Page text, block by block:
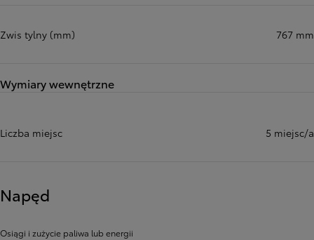
Zwis tylny (mm) 767 mm
Wymiary wewnętrzne
Liczba miejsc 5 miejsc/a
Napęd
Osiągi i zużycie paliwa lub energii